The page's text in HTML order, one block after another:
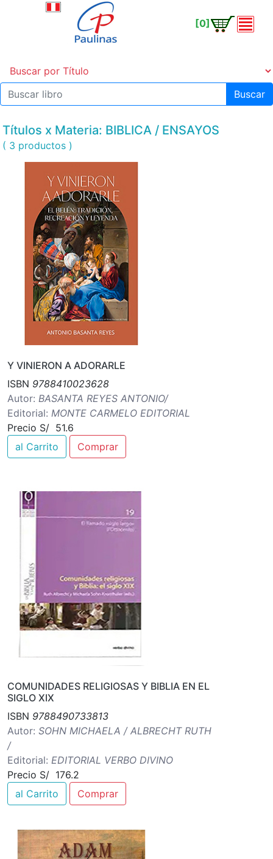
[0]
Buscar
Títulos x Materia: BIBLICA / ENSAYOS
( 3 productos )
Y VINIERON A ADORARLE
ISBN 9788410023628
Autor: BASANTA REYES ANTONIO/
Editorial: MONTE CARMELO EDITORIAL
Precio S/ 51.6
al Carrito
Comprar
COMUNIDADES RELIGIOSAS Y BIBLIA EN EL
SIGLO XIX
ISBN 9788490733813
Autor: SOHN MICHAELA / ALBRECHT RUTH
/
Editorial: EDITORIAL VERBO DIVINO
Precio S/ 176.2
al Carrito
Comprar